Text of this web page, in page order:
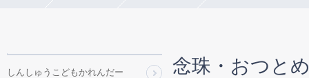
念珠・おつと
品
しんしゅうこどもかれんだー